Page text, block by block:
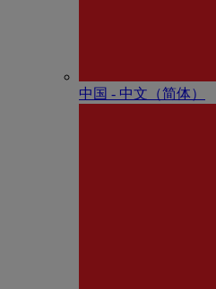
中国 - 中⽂（简体）